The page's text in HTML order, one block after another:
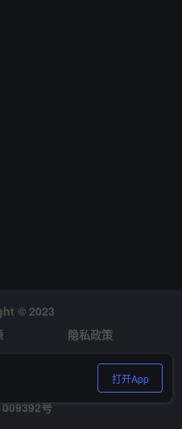
© 2023
隐私政策
号
打开App